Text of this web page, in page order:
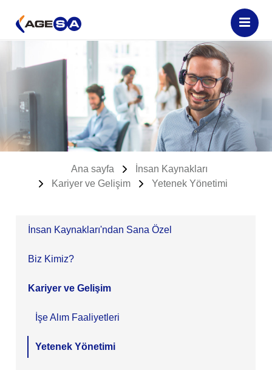
Ana sayfa
İnsan Kaynakları
Kariyer ve Gelişim
Yetenek Yönetimi
İnsan Kaynakları'ndan Sana Özel
Biz Kimiz?
Kariyer ve Gelişim
İşe Alım Faaliyetleri
Yetenek Yönetimi